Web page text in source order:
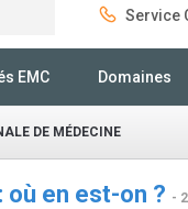
Service
EMC Domaines
DE MÉDECINE
où en est-on ? -